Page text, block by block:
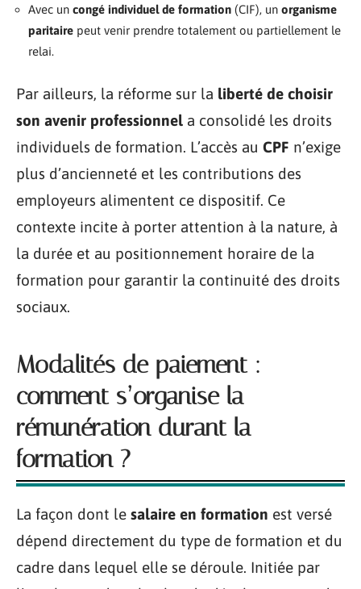
Avec un congé individuel de formation (CIF), un organisme
paritaire peut venir prendre totalement ou partiellement le
relai.
Par ailleurs, la réforme sur la liberté de choisir
son avenir professionnel a consolidé les droits
individuels de formation. L’accès au CPF n’exige
plus d’ancienneté et les contributions des
employeurs alimentent ce dispositif. Ce
contexte incite à porter attention à la nature, à
la durée et au positionnement horaire de la
formation pour garantir la continuité des droits
sociaux.
Modalités de paiement :
comment s’organise la
rémunération durant la
formation ?
La façon dont le salaire en formation est versé
dépend directement du type de formation et du
cadre dans lequel elle se déroule. Initiée par